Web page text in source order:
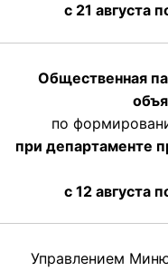
с 21 августа
Общественная
по
при департаменте
с 12 августа
Управлением